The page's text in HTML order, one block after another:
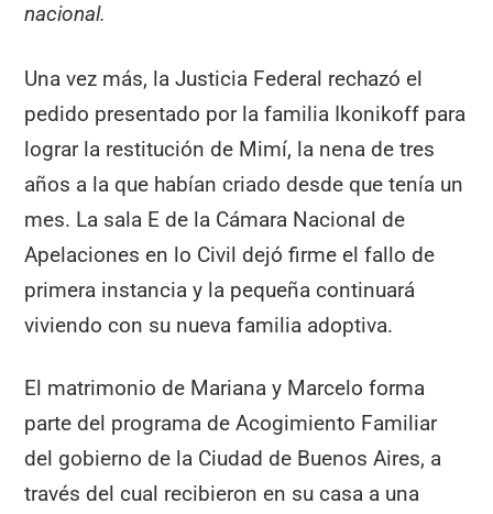
nacional.
Una vez más, la Justicia Federal rechazó el
pedido presentado por la familia Ikonikoff para
lograr la restitución de Mimí, la nena de tres
años a la que habían criado desde que tenía un
mes. La sala E de la Cámara Nacional de
Apelaciones en lo Civil dejó firme el fallo de
primera instancia y la pequeña continuará
viviendo con su nueva familia adoptiva.
El matrimonio de Mariana y Marcelo forma
parte del programa de Acogimiento Familiar
del gobierno de la Ciudad de Buenos Aires, a
través del cual recibieron en su casa a una